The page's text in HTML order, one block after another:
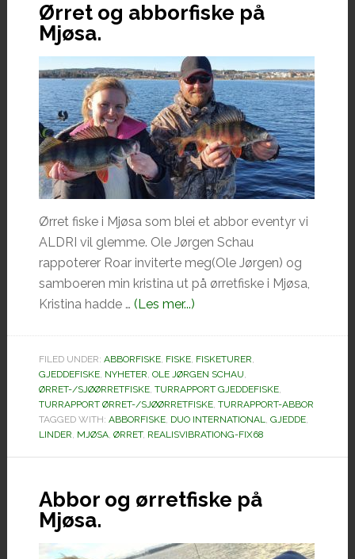
Ørret og abborfiske på
Mjøsa.
Ørret fiske i Mjøsa som blei et abbor eventyr vi
ALDRI vil glemme. Ole Jørgen Schau
rappoterer Roar inviterte meg(Ole Jørgen) og
samboeren min kristina ut på ørretfiske i Mjøsa,
Kristina hadde … (Les mer...)omØrret
på
Mjøsa.
FILED UNDER: ABBORFISKE, FISKE, FISKETURER,
GJEDDEFISKE, NYHETER, OLE JØRGEN SCHAU,
ØRRET-/SJØØRRETFISKE, TURRAPPORT GJEDDEFISKE,
TURRAPPORT ØRRET-/SJØØRRETFISKE, TURRAPPORT-ABBOR
TAGGED WITH: ABBORFISKE, DUO INTERNATIONAL, GJEDDE,
LINDER, MJØSA, ØRRET, REALISVIBRATIONG-FIX68
Abbor og ørretfiske på
Mjøsa.